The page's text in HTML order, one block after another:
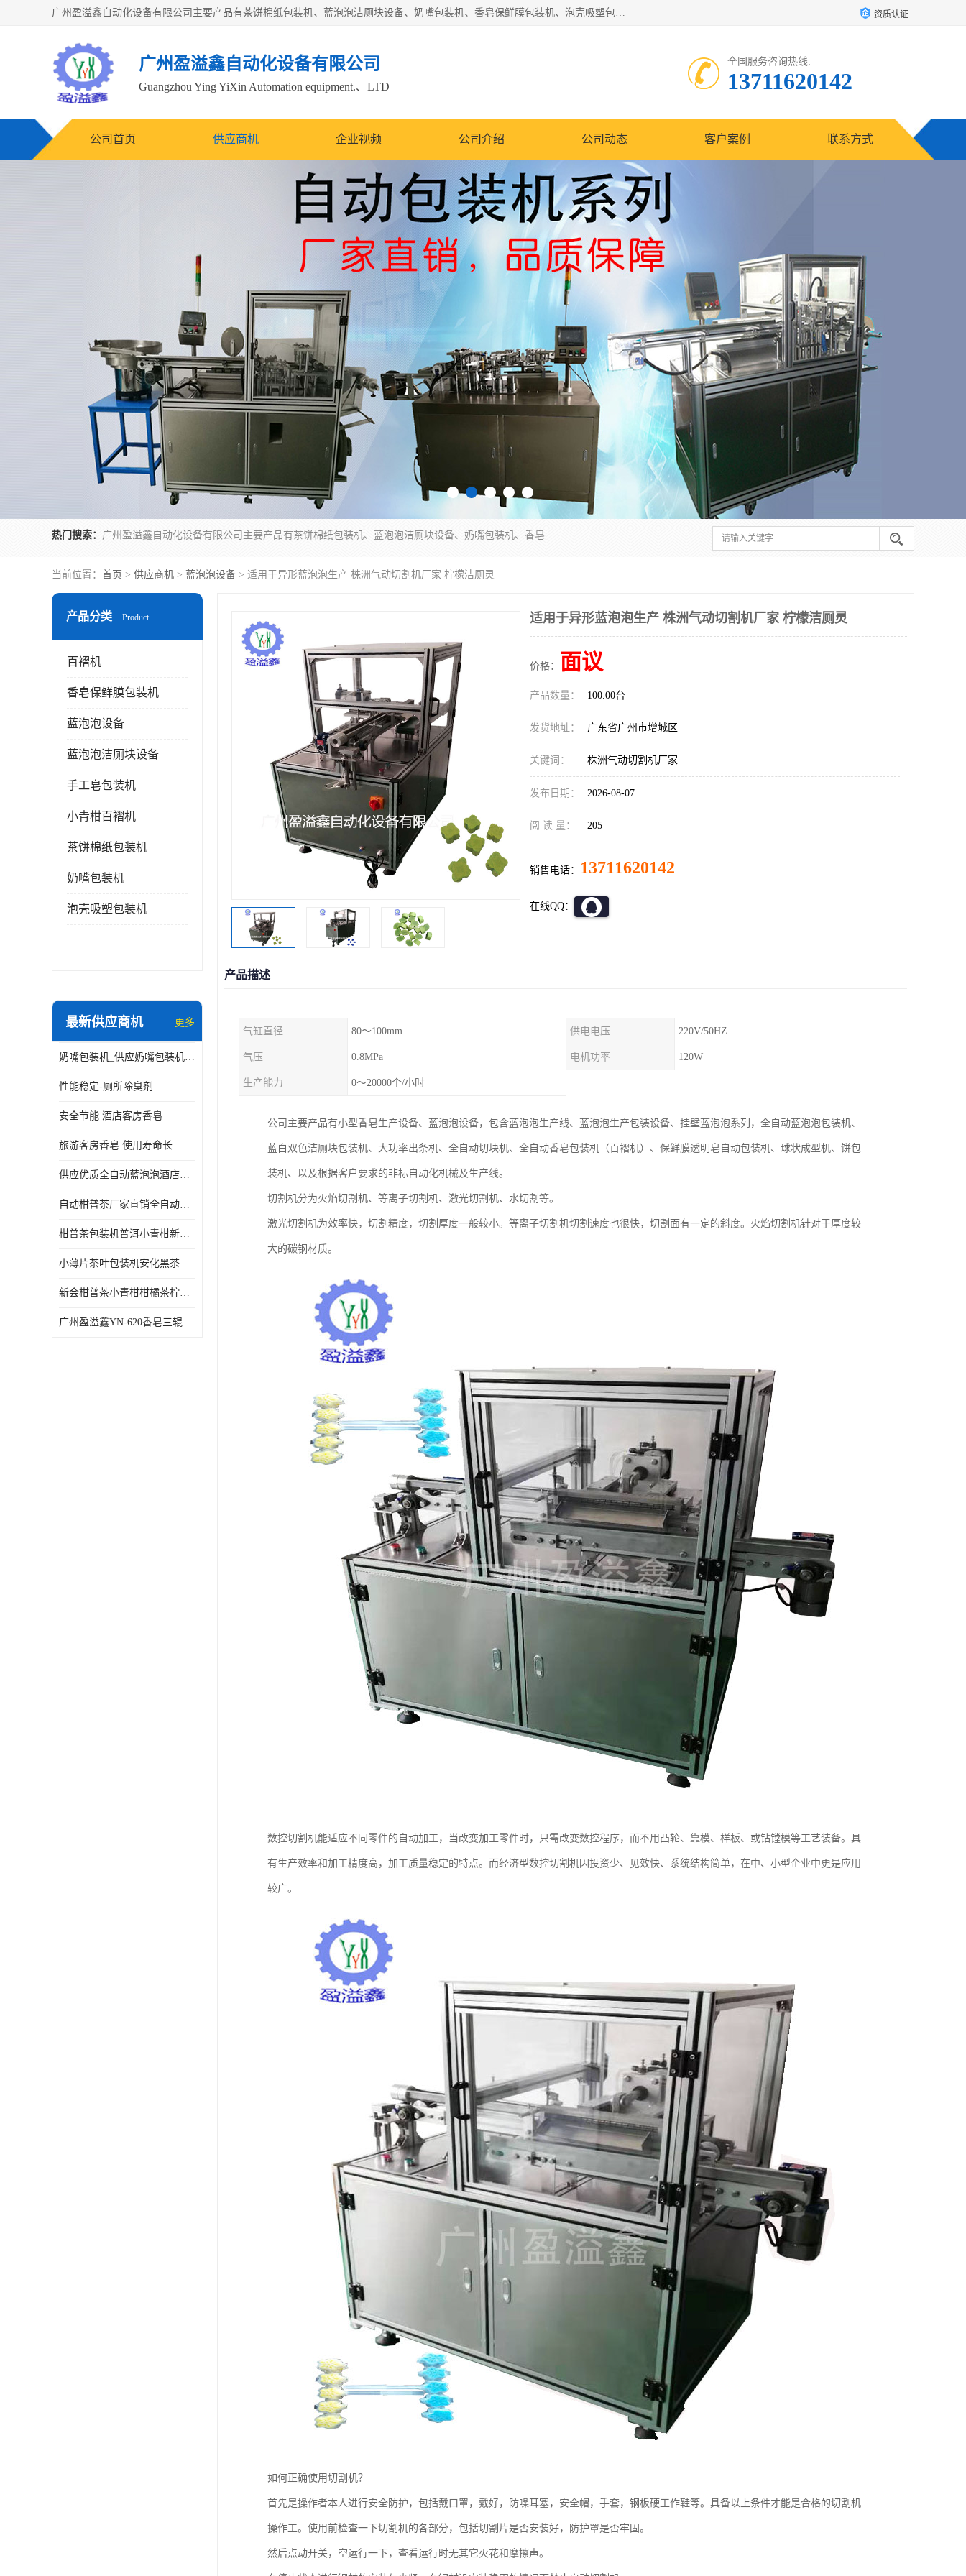
广州盈溢鑫自动化设备有限公司主要产品有茶饼棉纸包装机、蓝泡泡洁厕块设备、奶嘴包装机、香皂保鲜膜包装机、泡壳吸塑包装机、手工皂包装机、百褶机等产品，并根据客户要求生产非标自动化机械及生产线。欢迎广大客户来电咨询！ 资质认证
广州盈溢鑫自动化设备有限公司
Guangzhou Ying YiXin Automation equipment.、LTD
全国服务咨询热线:
13711620142
公司首页 供应商机 企业视频 公司介绍 公司动态 客户案例 联系方式
热门搜索： 广州盈溢鑫自动化设备有限公司主要产品有茶饼棉纸包装机、蓝泡泡洁厕块设备、奶嘴包装机、香皂保鲜膜包装机、泡壳吸塑包装机、手工皂包装机、百褶机等产品，并根据客户要求生产非标自动化机械及生产线。欢迎广大客户来电咨询！
当前位置： 首页 > 供应商机 > 蓝泡泡设备 > 适用于异形蓝泡泡生产 株洲气动切割机厂家 柠檬洁厕灵
产品分类 Product
百褶机
香皂保鲜膜包装机
蓝泡泡设备
蓝泡泡洁厕块设备
手工皂包装机
小青柑百褶机
茶饼棉纸包装机
奶嘴包装机
泡壳吸塑包装机
最新供应商机 更多
奶嘴包装机_供应奶嘴包装机_奶嘴包装机厂家
性能稳定-厕所除臭剂
安全节能 酒店客房香皂
旅游客房香皂 使用寿命长
供应优质全自动蓝泡泡酒店香皂出条机
自动柑普茶厂家直销全自动新会小青柑柑普茶包装机
柑普茶包装机普洱小青柑新会甘普茶柠檬茶小沱茶小茶饼茶包
小薄片茶叶包装机安化黑茶小茶饼云南普洱茶生茶自动包装机
新会柑普茶小青柑柑橘茶柠檬茶小金柑自动包装机
广州盈溢鑫YN-620香皂三辊研磨机
适用于异形蓝泡泡生产 株洲气动切割机厂家 柠檬洁厕灵
价格： 面议
产品数量： 100.00台
发货地址： 广东省广州市增城区
关键词： 株洲气动切割机厂家
发布日期： 2026-08-07
阅 读 量： 205
销售电话： 13711620142
在线QQ：
产品描述
气缸直径 80～100mm 供电电压 220V/50HZ
气压 0.8MPa 电机功率 120W
生产能力 0～20000个/小时
公司主要产品有小型香皂生产设备、蓝泡泡设备，包含蓝泡泡生产线、蓝泡泡生产包装设备、挂壁蓝泡泡系列，全自动蓝泡泡包装机、
蓝白双色洁厕块包装机、大功率出条机、全自动切块机、全自动香皂包装机（百褶机）、保鲜膜透明皂自动包装机、球状成型机、饼包
装机、以及根据客户要求的非标自动化机械及生产线。
切割机分为火焰切割机、等离子切割机、激光切割机、水切割等。
激光切割机为效率快，切割精度，切割厚度一般较小。等离子切割机切割速度也很快，切割面有一定的斜度。火焰切割机针对于厚度较
大的碳钢材质。
数控切割机能适应不同零件的自动加工，当改变加工零件时，只需改变数控程序，而不用凸轮、靠模、样板、或钻镗模等工艺装备。具
有生产效率和加工精度高，加工质量稳定的特点。而经济型数控切割机因投资少、见效快、系统结构简单，在中、小型企业中更是应用
较广。
如何正确使用切割机？
首先是操作者本人进行安全防护，包括戴口罩，戴好，防噪耳塞，安全帽，手套，钢板硬工作鞋等。具备以上条件才能是合格的切割机
操作工。使用前检查一下切割机的各部分，包括切割片是否安装好，防护罩是否牢固。
然后点动开关，空运行一下，查看运行时无其它火花和摩擦声。